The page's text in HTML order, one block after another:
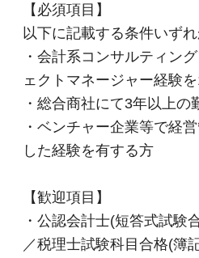
【必須項目】
以下に記載する条件いず
・会計系コンサルティン
ェクトマネージャー経験
・総合商社にて3年以上
・ベンチャー企業等で経
した経験を有する方
【歓迎項目】
・公認会計士(短答式試験
／税理士試験科目合格(簿